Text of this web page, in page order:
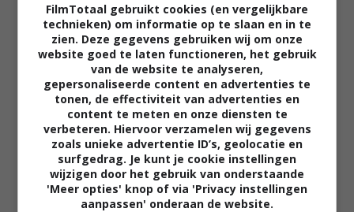
02:40
The Uprising
FilmTotaal gebruikt cookies (en vergelijkbare
technieken) om informatie op te slaan en in te
zien. Deze gegevens gebruiken wij om onze
website goed te laten functioneren, het gebruik
van de website te analyseren,
gepersonaliseerde content en advertenties te
tonen, de effectiviteit van advertenties en
content te meten en onze diensten te
verbeteren. Hiervoor verzamelen wij gegevens
zoals unieke advertentie ID’s, geolocatie en
surfgedrag. Je kunt je cookie instellingen
wijzigen door het gebruik van onderstaande
'Meer opties' knop of via 'Privacy instellingen
aanpassen' onderaan de website.